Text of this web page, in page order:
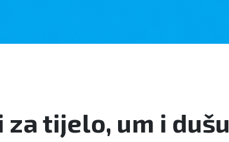
za tijelo, um i dušu